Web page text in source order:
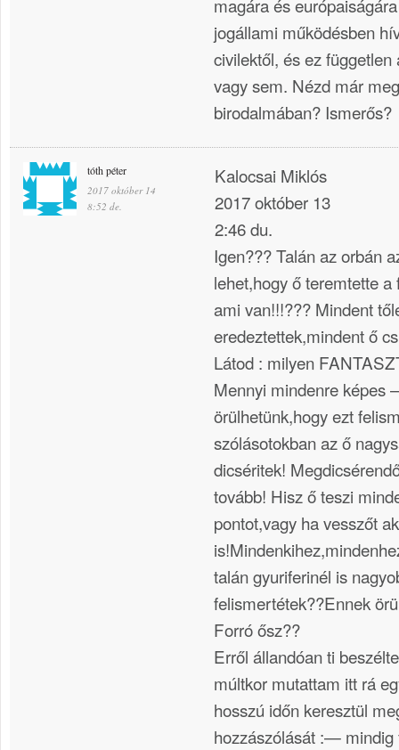
jogállami működésben
civilektől, és ez
vagy sem. Nézd már
birodalmában? Ismerős?
tóth péter
2017 október 14
8:52 de.
Kalocsai Miklós
2017 október 13
2:46 du.
Igen??? Talán az orbán
lehet,hogy ő teremtette
ami van!!!??? Mindent
eredeztettek,mindent ő
Látod : milyen
Mennyi mindenre képes
örülhetünk,hogy ezt
szólásotokban az ő
dicséritek!
tovább! Hisz ő teszi
pontot,vagy ha vesszőt
talán gyuriferinél is
felismertétek??Ennek
Forró ősz??
Erről állandóan ti
múltkor mutattam itt rá
hosszú időn keresztül
hozzászólását :— mindig